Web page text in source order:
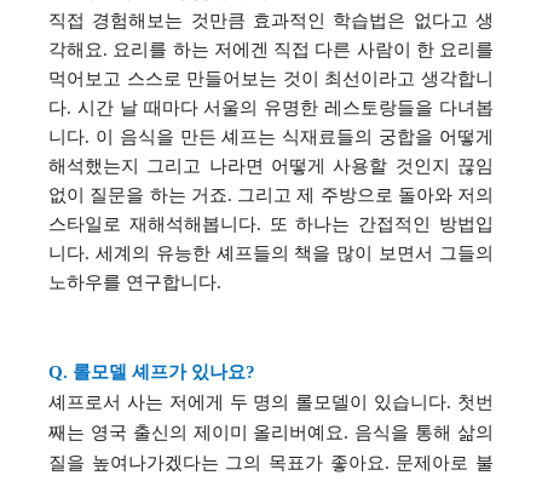
직접 경험해보는 것만큼 효과적인 학습법은 없다고 생
각해요. 요리를 하는 저에겐 직접 다른 사람이 한 요리를
먹어보고 스스로 만들어보는 것이 최선이라고 생각합니
다. 시간 날 때마다 서울의 유명한 레스토랑들을 다녀봅
니다. 이 음식을 만든 셰프는 식재료들의 궁합을 어떻게
해석했는지 그리고 나라면 어떻게 사용할 것인지 끊임
없이 질문을 하는 거죠. 그리고 제 주방으로 돌아와 저의
스타일로 재해석해봅니다.
또 하나는 간접적인 방법입
니다. 세계의 유능한 셰프들의 책을 많이 보면서 그들의
노하우를 연구합니다.
Q. 롤모델 셰프가있나요?
셰프로서 사는 저에게 두 명의 롤모델이 있습니다. 첫번
째는 영국 출신의 제이미 올리버예요. 음식을 통해 삶의
질을 높여나가겠다는 그의 목표가 좋아요. 문제아로 불